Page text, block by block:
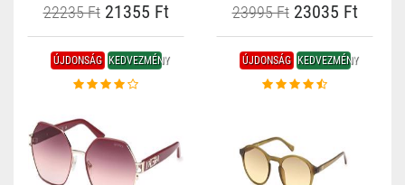
22235 Ft21355 Ft 23995 Ft23035 Ft
ÚJDONSÁG KEDVEZMÉNY ÚJDONSÁG KEDVEZMÉNY